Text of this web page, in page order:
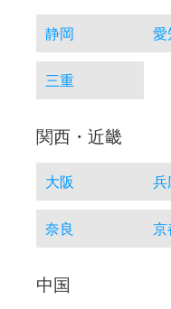
静岡 愛
三重
関西・近畿
大阪 兵
奈良 京
中国